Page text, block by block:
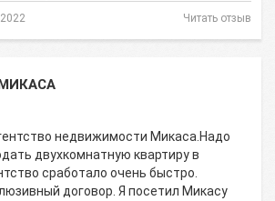
Читать отзыв
недвижимости Микаса.Надо
двухкомнатную квартиру в
сработало очень быстро.
договор. Я посетил Микасу